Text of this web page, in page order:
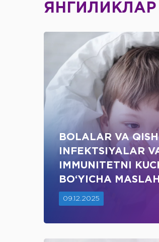
ЯНГИЛИКЛАР
BOLALAR VA
INFEKTSIYALAR
IMMUNITETNI
BO‘YICHA
09.12.2025